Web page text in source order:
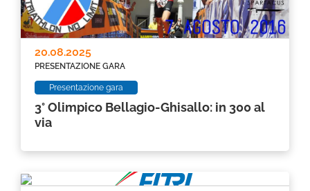
3° Olimpico Bellagio-Ghisallo: in 300 al
via
PRESENTAZIONE GARA
20.08.2025
Presentazione gara